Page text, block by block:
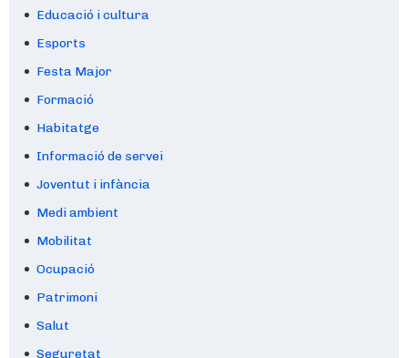
Educació i cultura
Esports
Festa Major
Formació
Habitatge
Informació de servei
Joventut i infància
Medi ambient
Mobilitat
Ocupació
Patrimoni
Salut
Seguretat